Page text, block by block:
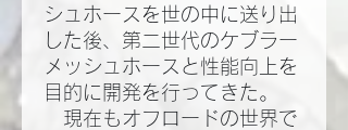
シュホースを世の中に送り出
した後、第二世代のケブラー
メッシュホースと性能向上を
目的に開発を行ってきた。​
現在もオフロードの世界で